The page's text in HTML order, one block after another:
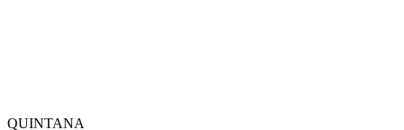
QUINTANA